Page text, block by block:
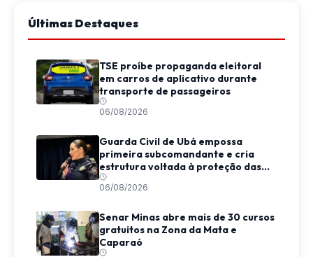
Últimas Destaques
TSE proíbe propaganda eleitoral
em carros de aplicativo durante
transporte de passageiros
06/08/2026
Guarda Civil de Ubá empossa
primeira subcomandante e cria
estrutura voltada à proteção das
mulheres
06/08/2026
Senar Minas abre mais de 30 cursos
gratuitos na Zona da Mata e
Caparaó